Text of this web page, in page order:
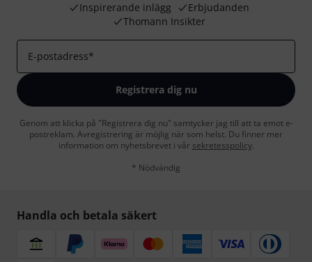
Inspirerande inlägg
Erbjudanden
Thomann Insikter
E-postadress*
Registrera dig nu
Genom att klicka på "Registrera dig nu" samtycker jag till att ta emot e-
postreklam. Avregistrering är möjlig när som helst. Du finner mer
information om nyhetsbrevet i vår sekretesspolicy.
* Nödvändig
Handla och betala säkert